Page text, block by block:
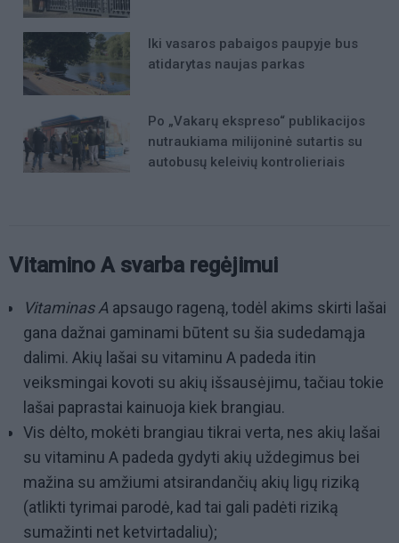
Iki vasaros pabaigos paupyje bus
atidarytas naujas parkas
Po „Vakarų ekspreso“ publikacijos
nutraukiama milijoninė sutartis su
autobusų keleivių kontrolieriais
Vitamino A svarba regėjimui
Vitaminas A apsaugo rageną, todėl akims skirti lašai
gana dažnai gaminami būtent su šia sudedamąja
dalimi. Akių lašai su vitaminu A padeda itin
veiksmingai kovoti su akių išsausėjimu, tačiau tokie
lašai paprastai kainuoja kiek brangiau.
Vis dėlto, mokėti brangiau tikrai verta, nes akių lašai
su vitaminu A padeda gydyti akių uždegimus bei
mažina su amžiumi atsirandančių akių ligų riziką
(atlikti tyrimai parodė, kad tai gali padėti riziką
sumažinti net ketvirtadaliu);